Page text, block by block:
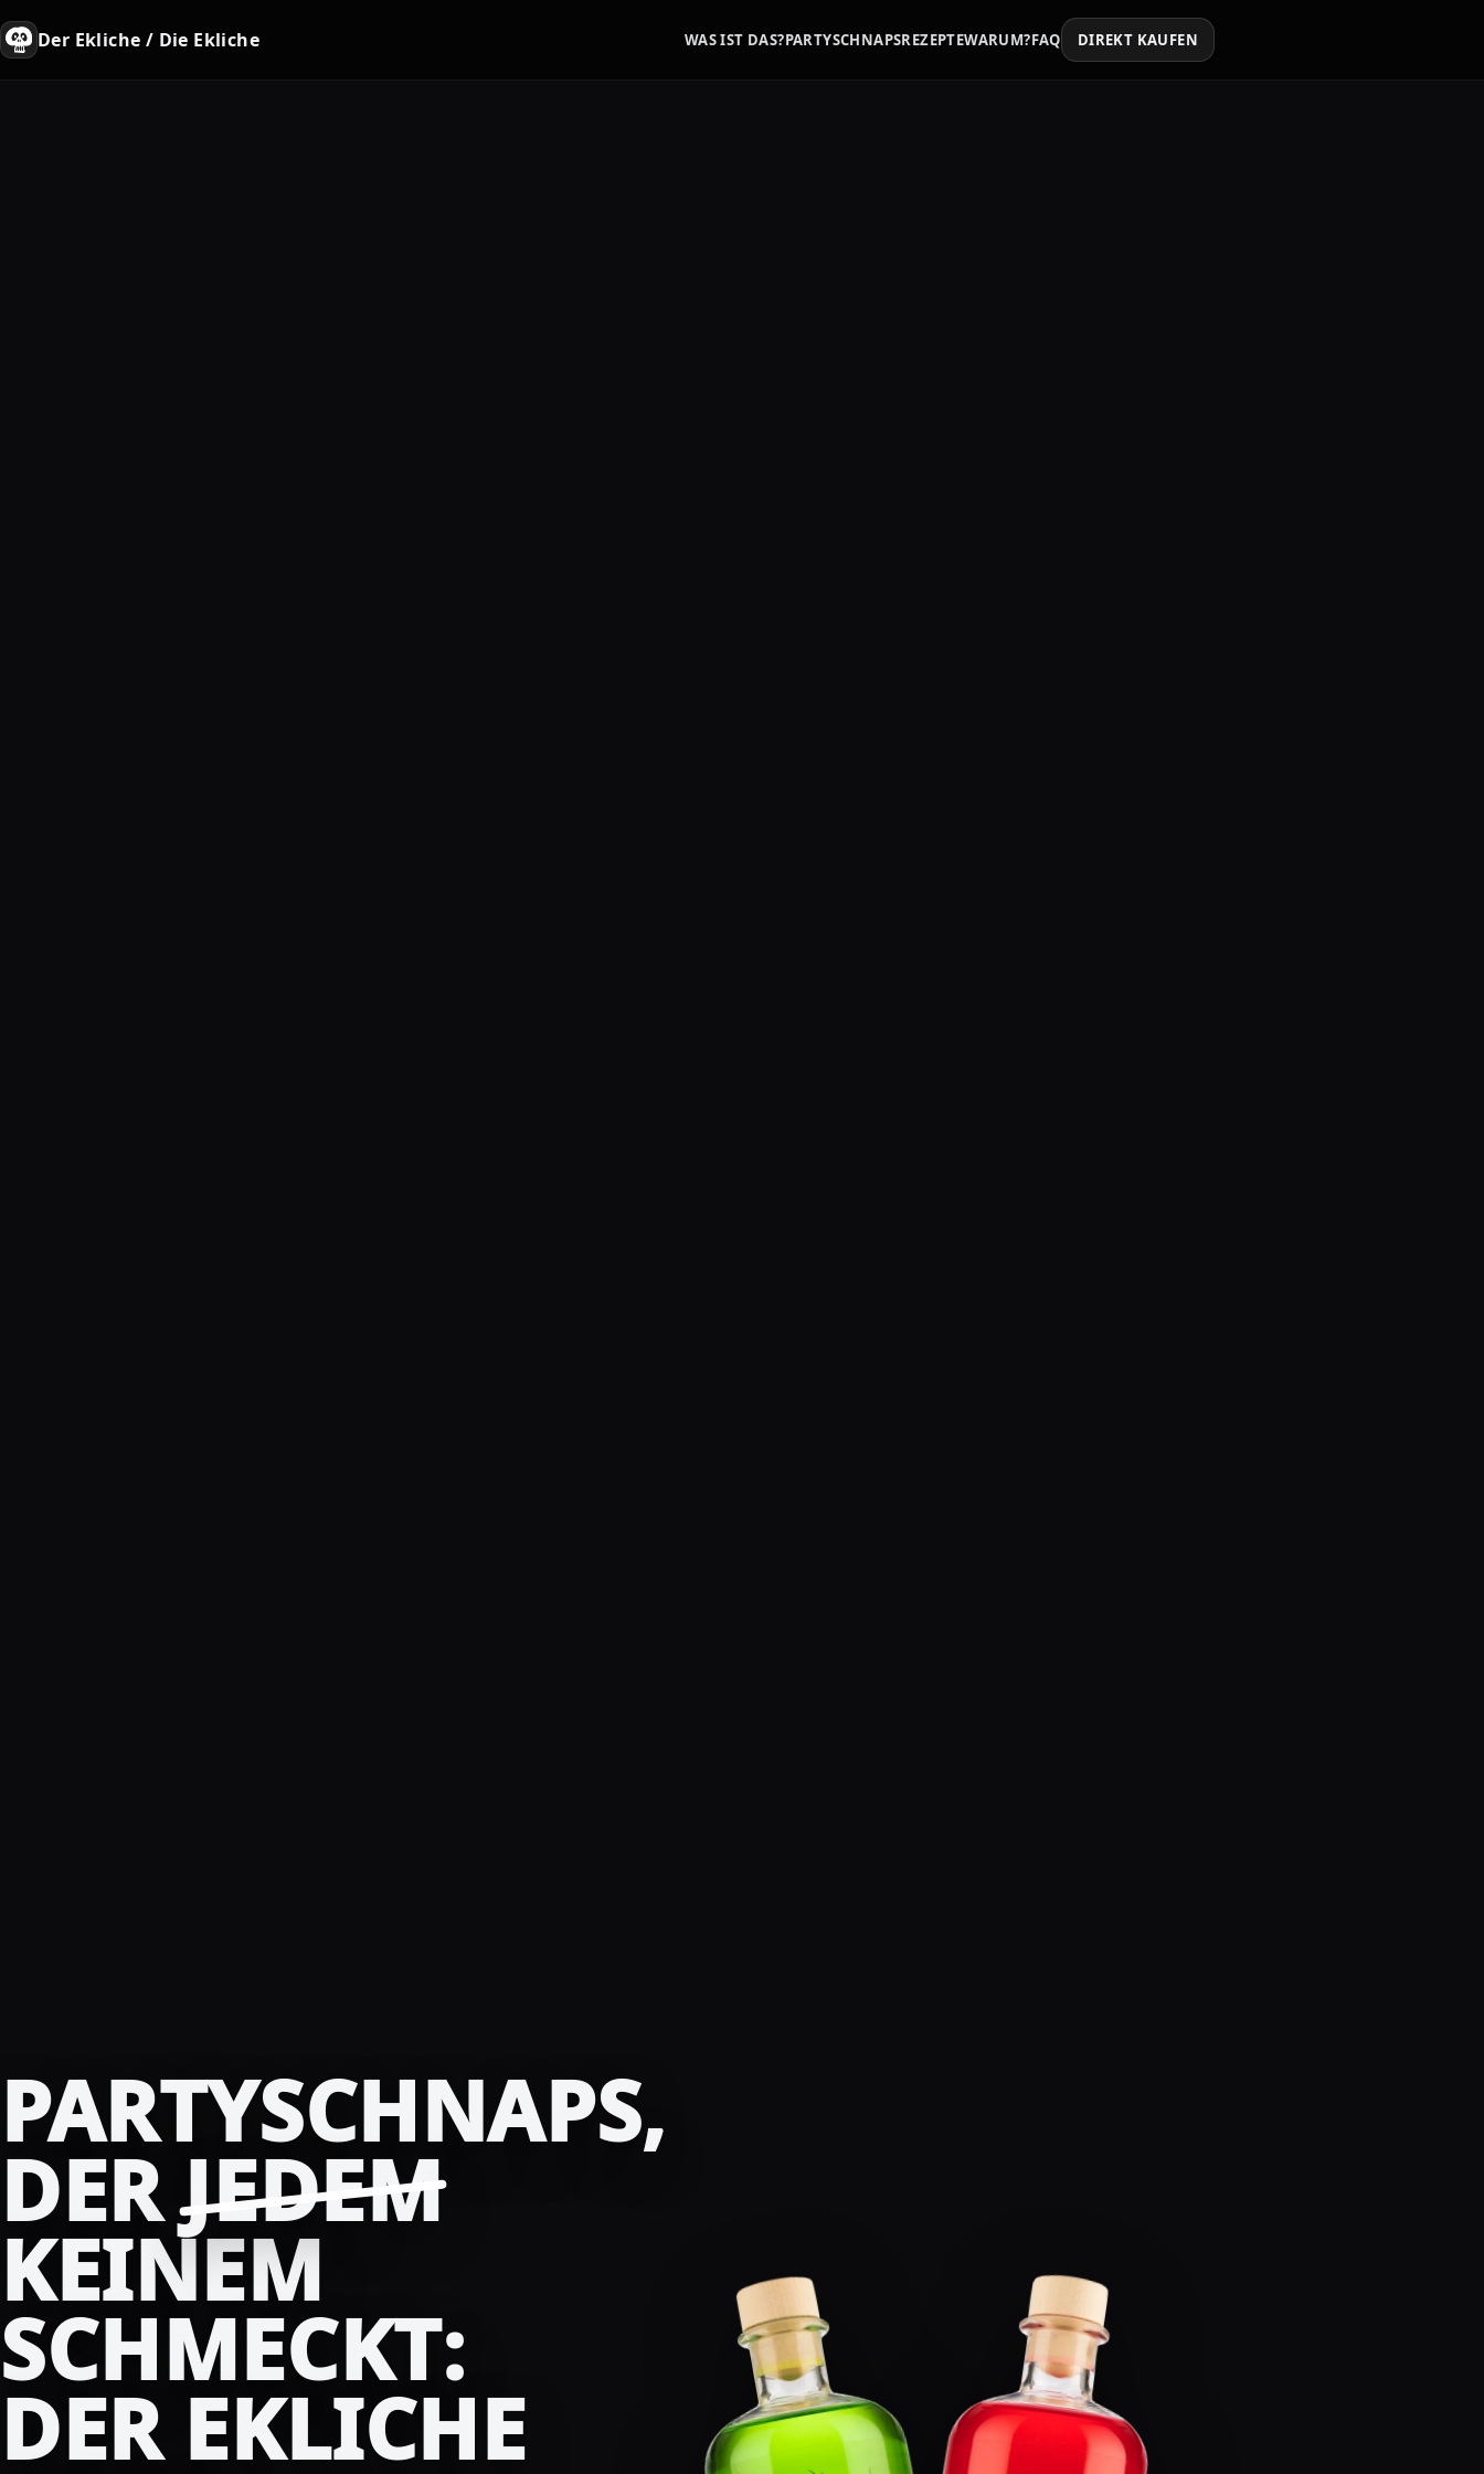
Der Ekliche / Die Ekliche WAS IST DAS?PARTYSCHNAPSREZEPTEWARUM?FAQ DIREKT KAUFEN
PARTYSCHNAPS,
DERJEDEM
KEINEM
SCHMECKT:
DER EKLICHE